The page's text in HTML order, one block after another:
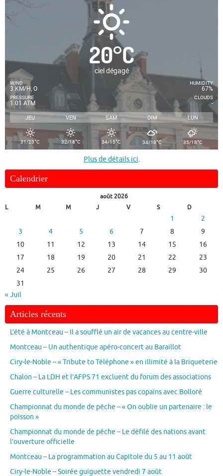
20°C
ciel dégagé
WIND
3 KM/H, O
PRESSURE
1.01 ATM
HUMIDITY
67%
CLOUDS
-
JEU VEN SAM DIM LUN
31/23°C 32/18°C 34/15°C 34/18°C 35/18°C
Plus de détails ici.
Calendrier
août 2026
L
M M J V S D
1
2
3
4 5 6 7 8
9
10
11 12 13 14 15
16
17
18 19 20 21 22
23
24
25 26 27 28 29
30
31
« Juil
Articles récents
L’été à Montceau – Il a soufflé un air de vacances au centre-ville
Montceau – Un authentique apéro-concert au Baraillot
Ciry-le-Noble – « Tribute to Téléphone » en illimité à la Briqueterie
Chalon – La LDH et l’AFPS 71 excluent du forum des associations
Guerre culturelle – Les communistes pas copains avec Bolloré
Championnat du monde de pêche – « On oublie un partenaire : le
poisson »
Championnat du monde de pêche – Le défilé des nations avant
l’ouverture officielle
Montceau – La programmation au Capitole du 5 au 11 août
Ciry-le-Noble – Soirée guiguette vendredi 7 août